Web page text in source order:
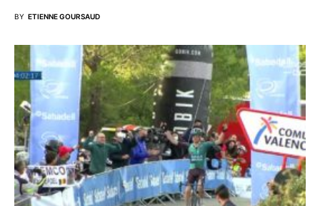
BY ETIENNE GOURSAUD